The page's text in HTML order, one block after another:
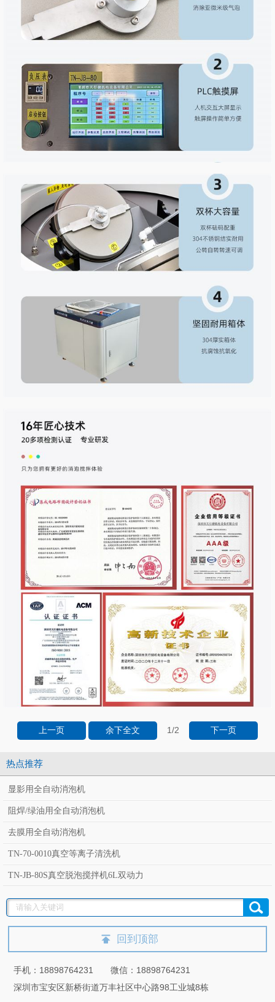
上一页 余下全文 1/2 下一页
热点推荐
显影用全自动消泡机
阻焊/绿油用全自动消泡机
去膜用全自动消泡机
TN-70-0010真空等离子清洗机
TN-JB-80S真空脱泡搅拌机6L双动力
回到顶部
手机：18898764231 微信：18898764231
深圳市宝安区新桥街道万丰社区中心路98工业城8栋